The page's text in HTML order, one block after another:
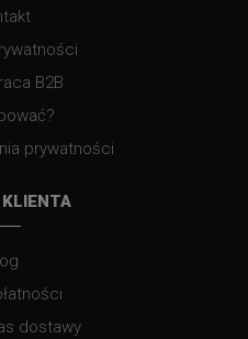
B2B
prywatności
dostawy